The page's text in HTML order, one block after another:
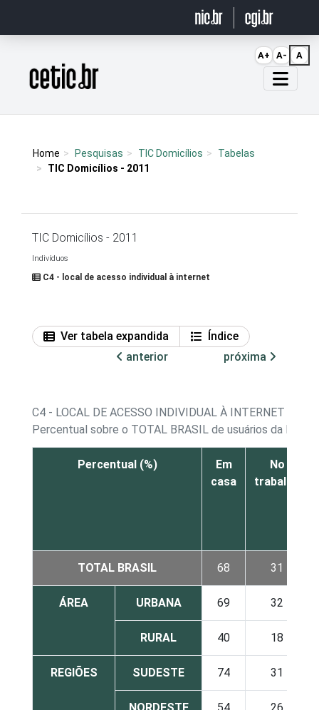
Página inicial
Home Pesquisas TIC Domicílios
Tabelas
TIC Domicílios - 2011
TIC Domicílios - 2011
Indivíduos
C4 - local de acesso individual à internet
Ver tabela expandida
Índice
anterior
próxima
C4 - LOCAL DE ACESSO INDIVIDUAL À INTERNET
Percentual sobre o TOTAL BRASIL de usuários da
Percentual (%)
Em
casa
No
trabalho
TOTAL BRASIL 68 31
ÁREA URBANA 69 32
RURAL 40 18
REGIÕES SUDESTE 74 31
A+ A- A